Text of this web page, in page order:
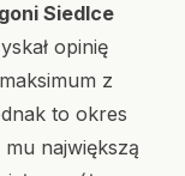
Siedlce
opinię
z
to okres
mu największą